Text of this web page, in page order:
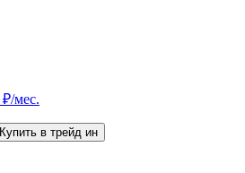
₽/мес.
Купить в трейд ин